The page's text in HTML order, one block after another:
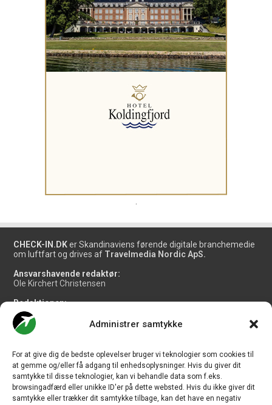
Administrer samtykke
For at give dig de bedste oplevelser bruger vi teknologier som cookies til
at gemme og/eller få adgang til enhedsoplysninger. Hvis du giver dit
samtykke til disse teknologier, kan vi behandle data som f.eks.
browsingadfærd eller unikke ID'er på dette websted. Hvis du ikke giver dit
samtykke eller trækker dit samtykke tilbage, kan det have en negativ
CHECK-IN.DK er Skandinaviens førende digitale branchemedie
om luftfart og drives af Travelmedia Nordic ApS.
Ansvarshavende redaktør:
Ole Kirchert Christensen
Redaktionen:
Christian Granhøj Skouboe
Henrik Baumgarten
Danny Longhi Andreasen
Salg og jobannoncer:
salg@travelmedianordic.com
Vi tager ansvar for indholdet og er tilmeldt